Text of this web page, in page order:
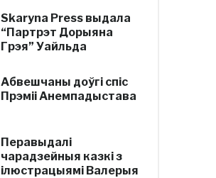
Skaryna Press выдала
“Партрэт Дорыяна
Грэя” Уайльда
Абвешчаны доўгі спіс
Прэміі Анемпадыстава
Перавыдалі
чарадзейныя казкі з
ілюстрацыямі Валерыя